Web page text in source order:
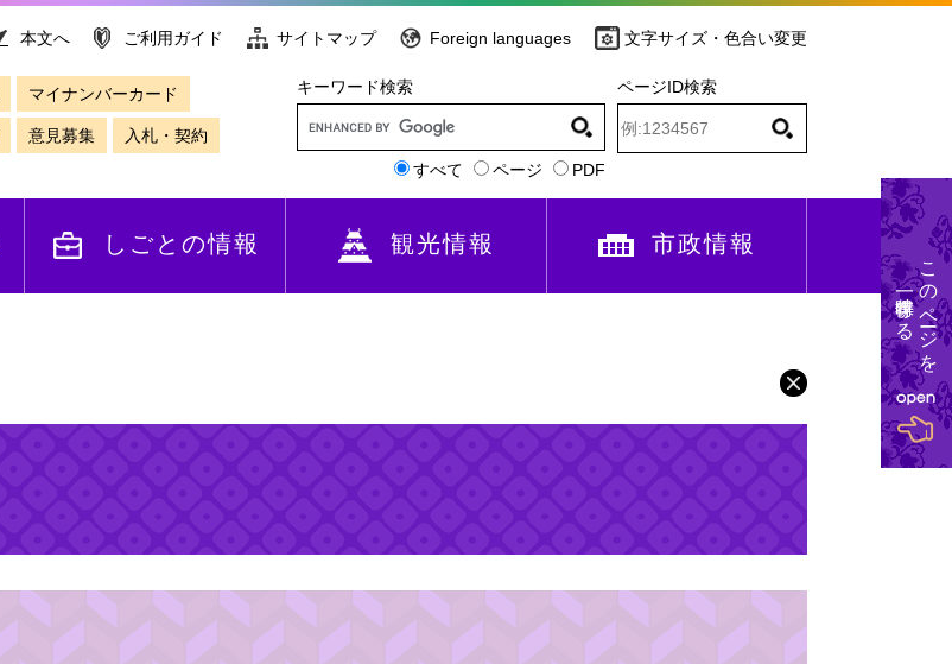
本文へ ご利用ガイド サイトマップ Foreign languages 文字サイズ・色合い変更
マイナンバーカード
意見募集 入札・契約
キーワード検索
すべて ページ PDF
ページID検索
しごとの情報 観光情報 市政情報
このページを
一時保存する